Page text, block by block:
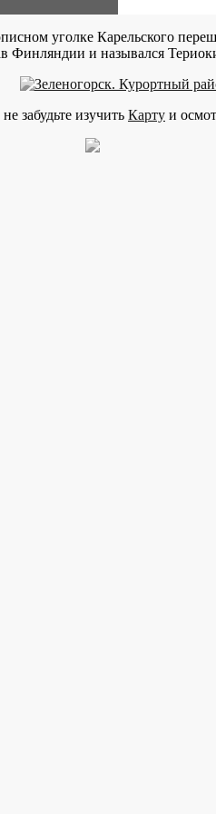
уголке Карельского
Финляндии и назывался
забудьте изучить Карту и